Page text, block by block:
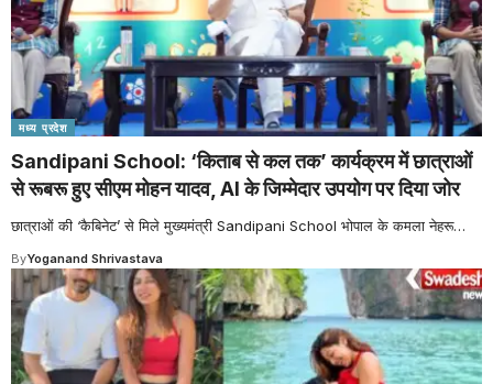
मध्य प्रदेश
Sandipani School: ‘किताब से कल तक’ कार्यक्रम में छात्राओं
से रूबरू हुए सीएम मोहन यादव, AI के जिम्मेदार उपयोग पर दिया जोर
छात्राओं की ‘कैबिनेट’ से मिले मुख्यमंत्री Sandipani School भोपाल के कमला नेहरू…
ByYoganand Shrivastava